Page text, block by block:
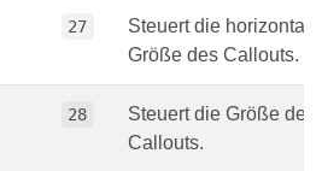
27
Steuert die horizontale
Größe des Callouts.
28
Steuert die Größe des
Callouts.